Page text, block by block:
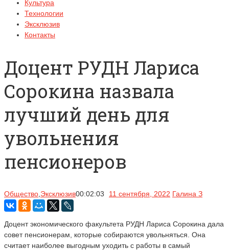
Культура
Технологии
Эксклюзив
Контакты
Доцент РУДН Лариса
Сорокина назвала
лучший день для
увольнения
пенсионеров
Общество Эксклюзив00:02:03 11 сентября, 2022 Галина З
Доцент экономического факультета РУДН Лариса Сорокина дала
совет пенсионерам, которые собираются увольняться. Она
считает наиболее выгодным уходить с работы в самый